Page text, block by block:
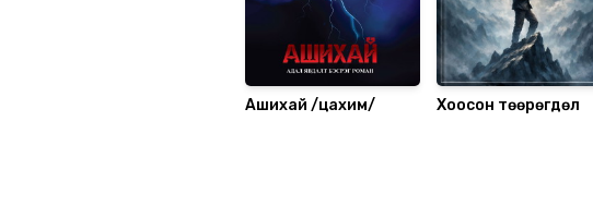
Ашихай /цахим/ Хоосон төөрөгдөл